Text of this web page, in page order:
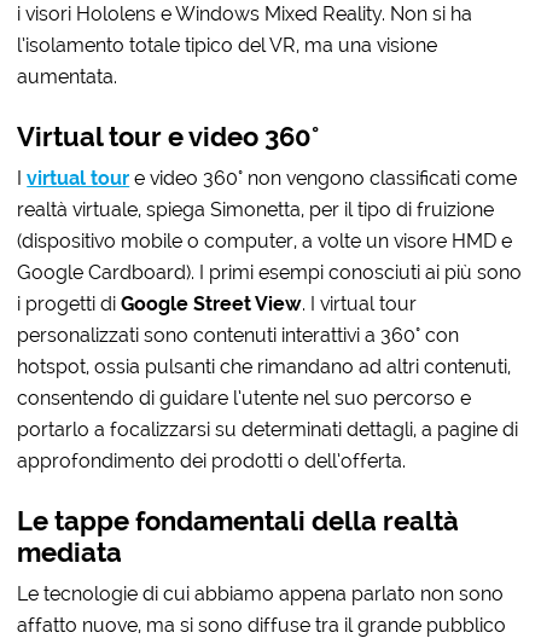
i visori Hololens e Windows Mixed Reality. Non si ha
l’isolamento totale tipico del VR, ma una visione
aumentata.
Virtual tour e video 360°
Ivirtual tour e video 360° non vengono classificati come
realtà virtuale, spiega Simonetta, per il tipo di fruizione
(dispositivo mobile o computer, a volte un visore HMD e
Google Cardboard). I primi esempi conosciuti ai più sono
i progetti diGoogle Street View. I virtual tour
personalizzati sono contenuti interattivi a 360° con
hotspot, ossia pulsanti che rimandano ad altri contenuti,
consentendo di guidare l’utente nel suo percorso e
portarlo a focalizzarsi su determinati dettagli, a pagine di
approfondimento dei prodotti o dell’offerta.
Le tappe fondamentali della realtà
mediata
Le tecnologie di cui abbiamo appena parlato non sono
affatto nuove, ma si sono diffuse tra il grande pubblico